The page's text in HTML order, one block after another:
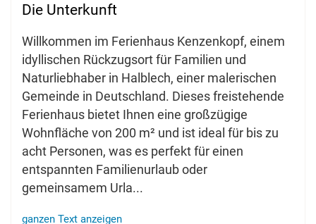
Die Unterkunft
Willkommen im Ferienhaus Kenzenkopf, einem
idyllischen Rückzugsort für Familien und
Naturliebhaber in Halblech, einer malerischen
Gemeinde in Deutschland. Dieses freistehende
Ferienhaus bietet Ihnen eine großzügige
Wohnfläche von 200 m² und ist ideal für bis zu
acht Personen, was es perfekt für einen
entspannten Familienurlaub oder
gemeinsamem Urla...
ganzen Text anzeigen